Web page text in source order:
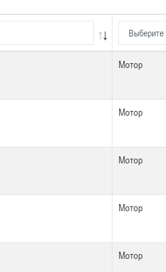
Мотор
Мотор
Мотор
Мотор
Мотор